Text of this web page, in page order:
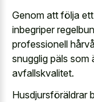
Genom att följa
inbegriper
professionell
snugglig päls som
avfallskvalitet.
Husdjursföräldrar